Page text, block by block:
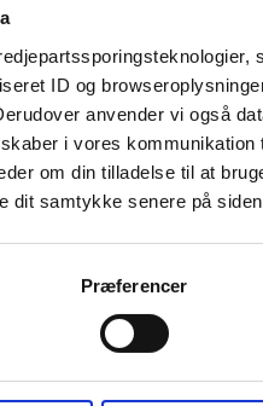
ID og
anvender vi også
i vores
om din tilladelse til at
samtykke senere på
Præferencer
indspil
og moderne Japan, hvor
overrasker på tallerkenen.